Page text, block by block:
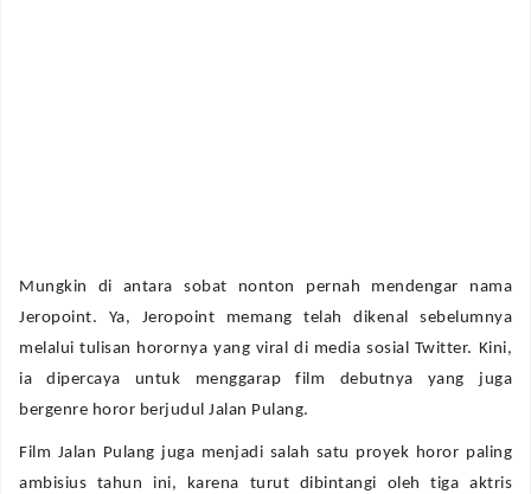
Mungkin di antara sobat nonton pernah mendengar nama
Jeropoint. Ya, Jeropoint memang telah dikenal sebelumnya
melalui tulisan horornya yang viral di media sosial Twitter. Kini,
ia dipercaya untuk menggarap film debutnya yang juga
bergenre horor berjudul Jalan Pulang.
Film Jalan Pulang juga menjadi salah satu proyek horor paling
ambisius tahun ini, karena turut dibintangi oleh tiga aktris